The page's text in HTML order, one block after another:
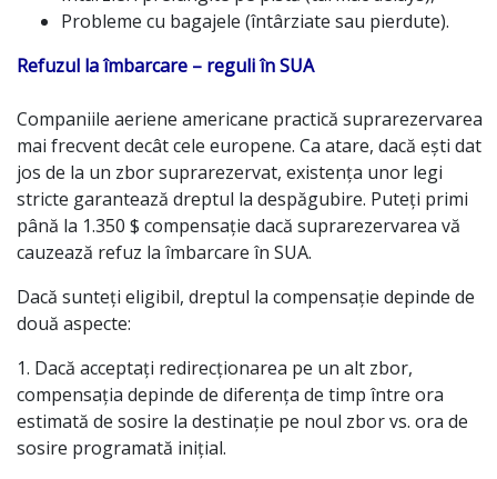
Probleme cu bagajele (întârziate sau pierdute).
Refuzul la îmbarcare – reguli în SUA
Companiile aeriene americane practică suprarezervarea
mai frecvent decât cele europene. Ca atare, dacă ești dat
jos de la un zbor suprarezervat, existența unor legi
stricte garantează dreptul la despăgubire. Puteți primi
până la 1.350 $ compensație dacă suprarezervarea vă
cauzează refuz la îmbarcare în SUA.
Dacă sunteți eligibil, dreptul la compensație depinde de
două aspecte:
1. Dacă acceptați redirecționarea pe un alt zbor,
compensația depinde de diferența de timp între ora
estimată de sosire la destinație pe noul zbor vs. ora de
sosire programată inițial.